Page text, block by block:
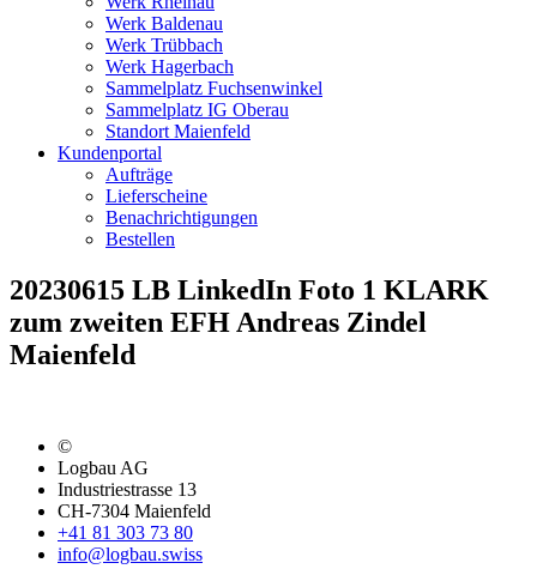
Werk Baldenau
Werk Trübbach
Werk Hagerbach
Sammelplatz Fuchsenwinkel
Sammelplatz IG Oberau
Standort Maienfeld
Kundenportal
Aufträge
Lieferscheine
Benachrichtigungen
Bestellen
20230615 LB LinkedIn Foto 1 KLARK
zum zweiten EFH Andreas Zindel
Maienfeld
©
Logbau AG
Industriestrasse 13
CH-7304 Maienfeld
+41 81 303 73 80
info@logbau.swiss